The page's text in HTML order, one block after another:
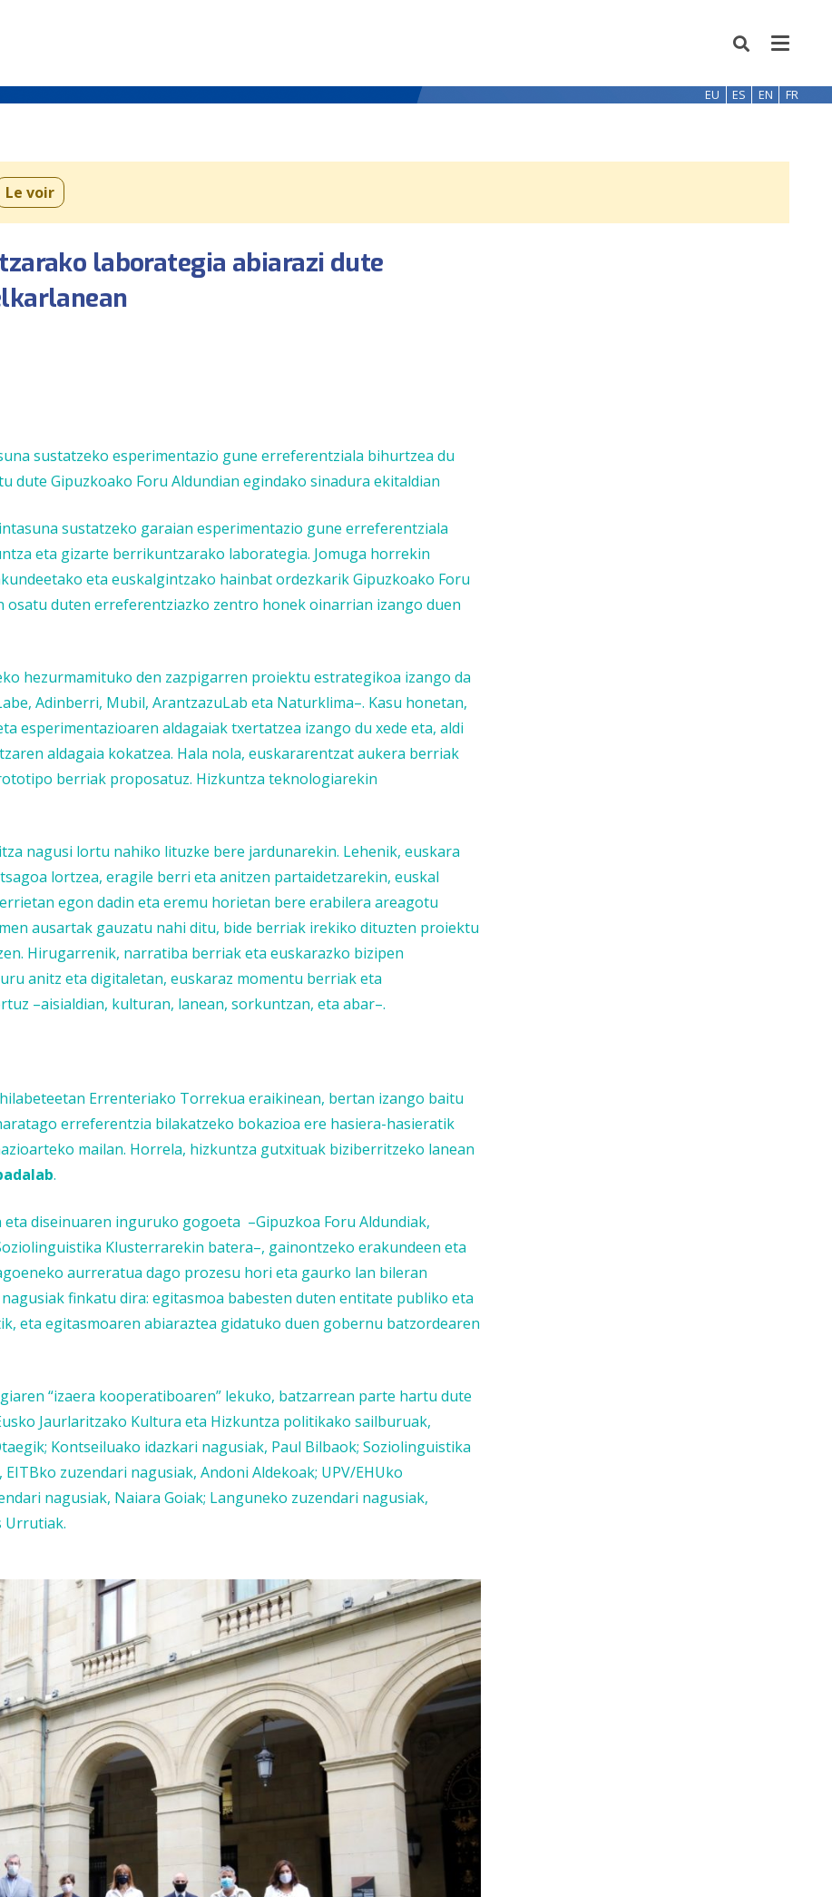
EU ES EN FR
Le voir
laborategia abiarazi dute
sustatzeko esperimentazio gune erreferentziala bihurtzea du
dute Gipuzkoako Foru Aldundian egindako sinadura ekitaldian
sustatzeko garaian esperimentazio gune erreferentziala
eta gizarte berrikuntzarako laborategia. Jomuga horrekin
eta euskalgintzako hainbat ordezkarik Gipuzkoako Foru
osatu duten erreferentziazko zentro honek oinarrian izango duen
hezurmamituko den zazpigarren proiektu estrategikoa izango da
Adinberri, Mubil, ArantzazuLab eta Naturklima–. Kasu honetan,
esperimentazioaren aldagaiak txertatzea izango du xede eta, aldi
aldagaia kokatzea. Hala nola, euskararentzat aukera berriak
berriak proposatuz. Hizkuntza teknologiarekin
nagusi lortu nahiko lituzke bere jardunarekin. Lehenik, euskara
lortzea, eragile berri eta anitzen partaidetzarekin, euskal
egon dadin eta eremu horietan bere erabilera areagotu
ausartak gauzatu nahi ditu, bide berriak irekiko dituzten proiektu
Hirugarrenik, narratiba berriak eta euskarazko bizipen
anitz eta digitaletan, euskaraz momentu berriak eta
–aisialdian, kulturan, lanean, sorkuntzan, eta abar–.
Errenteriako Torrekua eraikinean, bertan izango baitu
erreferentzia bilakatzeko bokazioa ere hasiera-hasieratik
mailan. Horrela, hizkuntza gutxituak biziberritzeko lanean
.
diseinuaren inguruko gogoeta –Gipuzkoa Foru Aldundiak,
Klusterrarekin batera–, gainontzeko erakundeen eta
aurreratua dago prozesu hori eta gaurko lan bileran
finkatu dira: egitasmoa babesten duten entitate publiko eta
eta egitasmoaren abiaraztea gidatuko duen gobernu batzordearen
“izaera kooperatiboaren” lekuko, batzarrean parte hartu dute
Jaurlaritzako Kultura eta Hizkuntza politikako sailburuak,
Kontseiluako idazkari nagusiak, Paul Bilbaok; Soziolinguistika
zuzendari nagusiak, Andoni Aldekoak; UPV/EHUko
nagusiak, Naiara Goiak; Languneko zuzendari nagusiak,
Urrutiak.